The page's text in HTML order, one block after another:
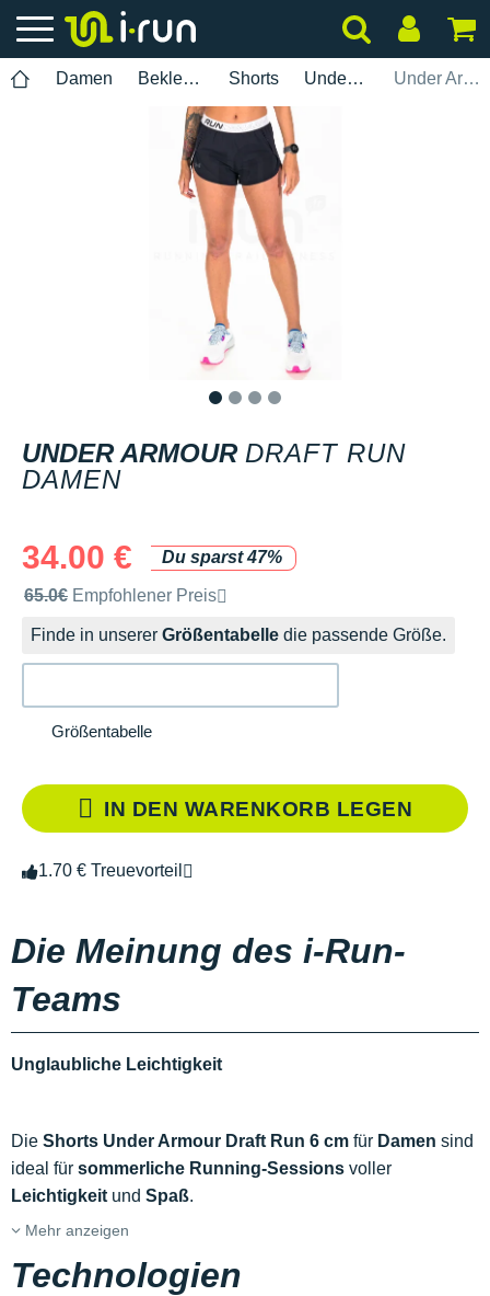
Damen Bekleidung Shorts Under Armour Under Armour Draft Run Damen
UNDER ARMOUR DRAFT RUN
DAMEN
34.00 €
Du sparst 47%
Unverbindliche Preisempfehlung der Marke
65.0€ Empfohlener Preis
Finde in unserer Größentabelle die passende Größe.
Größentabelle
IN DEN WARENKORB LEGEN
1.70 € Treuevorteil
Die Meinung des i-Run-
Teams
Unglaubliche Leichtigkeit
Die Shorts Under Armour Draft Run 6 cm für Damen sind
ideal für sommerliche Running-Sessions voller
Leichtigkeit und Spaß.
Mehr anzeigen
Technologien